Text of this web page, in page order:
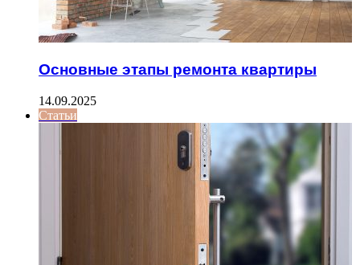
Основные этапы ремонта квартиры
14.09.2025
Статьи